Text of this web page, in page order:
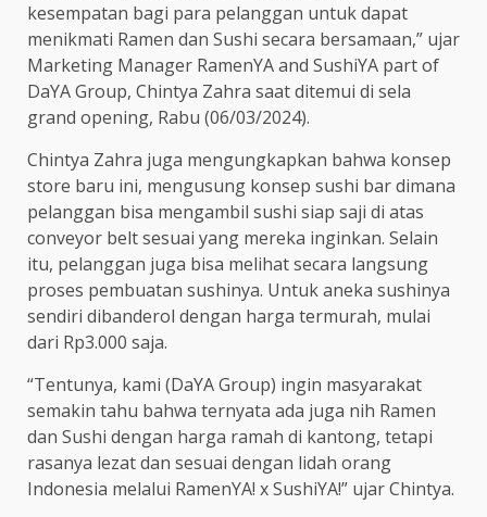
kesempatan bagi para pelanggan untuk dapat
menikmati Ramen dan Sushi secara bersamaan,” ujar
Marketing Manager RamenYA and SushiYA part of
DaYA Group, Chintya Zahra saat ditemui di sela
grand opening, Rabu (06/03/2024).
Chintya Zahra juga mengungkapkan bahwa konsep
store baru ini, mengusung konsep sushi bar dimana
pelanggan bisa mengambil sushi siap saji di atas
conveyor belt sesuai yang mereka inginkan. Selain
itu, pelanggan juga bisa melihat secara langsung
proses pembuatan sushinya. Untuk aneka sushinya
sendiri dibanderol dengan harga termurah, mulai
dari Rp3.000 saja.
“Tentunya, kami (DaYA Group) ingin masyarakat
semakin tahu bahwa ternyata ada juga nih Ramen
dan Sushi dengan harga ramah di kantong, tetapi
rasanya lezat dan sesuai dengan lidah orang
Indonesia melalui RamenYA! x SushiYA!” ujar Chintya.